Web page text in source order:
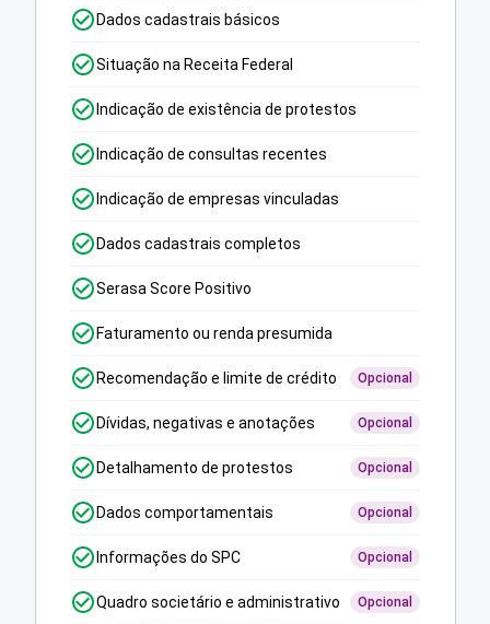
Dados cadastrais básicos
Situação na Receita Federal
Indicação de existência de protestos
Indicação de consultas recentes
Indicação de empresas vinculadas
Dados cadastrais completos
Serasa Score Positivo
Faturamento ou renda presumida
Recomendação e limite de crédito Opcional
Dívidas, negativas e anotações Opcional
Detalhamento de protestos Opcional
Dados comportamentais Opcional
Informações do SPC Opcional
Quadro societário e administrativo Opcional